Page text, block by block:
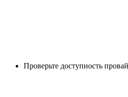
Проверьте доступность